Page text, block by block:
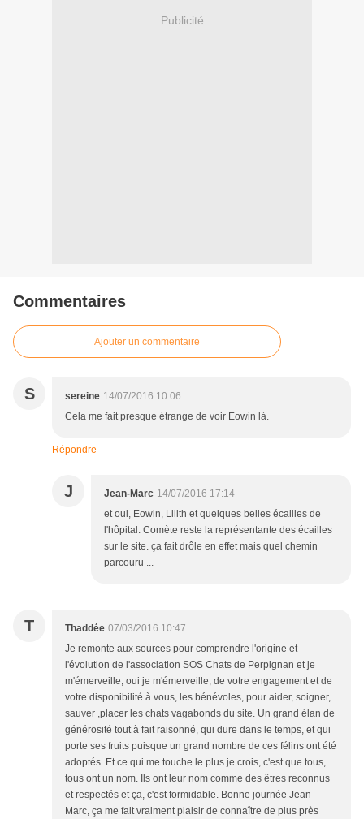
Publicité
Commentaires
Ajouter un commentaire
S sereine 14/07/2016 10:06
Cela me fait presque étrange de voir Eowin là.
Répondre
J Jean-Marc 14/07/2016 17:14
et oui, Eowin, Lilith et quelques belles écailles de
l'hôpital. Comète reste la représentante des écailles
sur le site. ça fait drôle en effet mais quel chemin
parcouru ...
T Thaddée 07/03/2016 10:47
Je remonte aux sources pour comprendre l'origine et
l'évolution de l'association SOS Chats de Perpignan et je
m'émerveille, oui je m'émerveille, de votre engagement et de
votre disponibilité à vous, les bénévoles, pour aider, soigner,
sauver ,placer les chats vagabonds du site. Un grand élan de
générosité tout à fait raisonné, qui dure dans le temps, et qui
porte ses fruits puisque un grand nombre de ces félins ont été
adoptés. Et ce qui me touche le plus je crois, c'est que tous,
tous ont un nom. Ils ont leur nom comme des êtres reconnus
et respectés et ça, c'est formidable. Bonne journée Jean-
Marc, ça me fait vraiment plaisir de connaître de plus près